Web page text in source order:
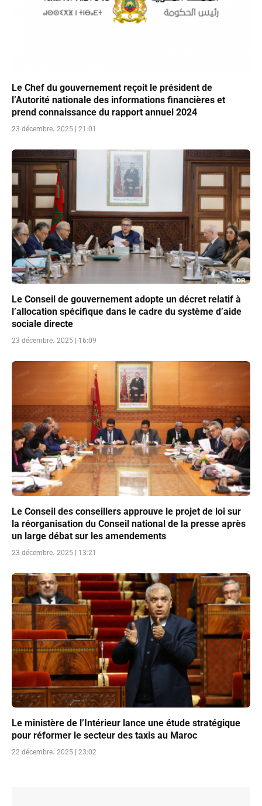
Le Chef du gouvernement reçoit le président de
l’Autorité nationale des informations financières et
prend connaissance du rapport annuel 2024
23 décembre، 2025 | 21:01
Le Conseil de gouvernement adopte un décret relatif à
l’allocation spécifique dans le cadre du système d’aide
sociale directe
23 décembre، 2025 | 16:09
Le Conseil des conseillers approuve le projet de loi sur
la réorganisation du Conseil national de la presse après
un large débat sur les amendements
23 décembre، 2025 | 13:21
Le ministère de l’Intérieur lance une étude stratégique
pour réformer le secteur des taxis au Maroc
22 décembre، 2025 | 23:02